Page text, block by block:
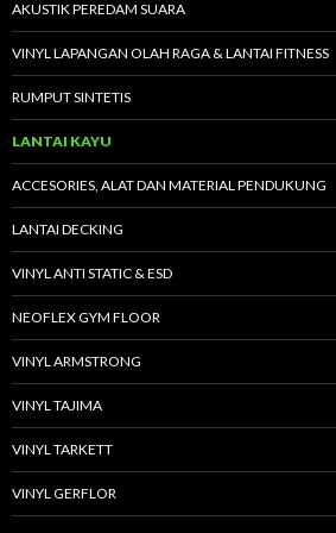
AKUSTIK PEREDAM SUARA
VINYL LAPANGAN OLAH RAGA & LANTAI FITNESS
RUMPUT SINTETIS
LANTAI KAYU
ACCESORIES, ALAT DAN MATERIAL PENDUKUNG
LANTAI DECKING
VINYL ANTI STATIC & ESD
NEOFLEX GYM FLOOR
VINYL ARMSTRONG
VINYL TAJIMA
VINYL TARKETT
VINYL GERFLOR